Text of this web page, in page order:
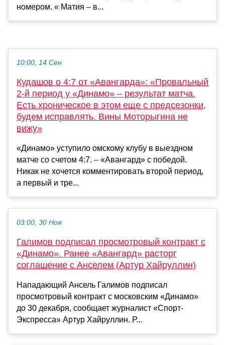
номером. « Матия – в...
10:00, 14 Сен
Кудашов о 4:7 от «Авангарда»: «Провальный
2-й период у «Динамо» – результат матча.
Есть хроническое в этом еще с предсезонки,
будем исправлять. Вины Моторыгина не
вижу»
«Динамо» уступило омскому клубу в выездном
матче со счетом 4:7. – «Авангард» с победой.
Никак не хочется комментировать второй период,
а первый и тре...
03:00, 30 Ноя
Галимов подписал просмотровый контракт с
«Динамо». Ранее «Авангард» расторг
соглашение с Анселем (Артур Хайруллин)
Нападающий Ансель Галимов подписал
просмотровый контракт с московским «Динамо»
до 30 декабря, сообщает журналист «Спорт-
Экспресса» Артур Хайруллин. Р...